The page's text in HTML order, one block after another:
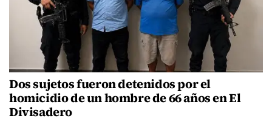
Dos sujetos fueron detenidos por el
homicidio de un hombre de 66 años en El
Divisadero